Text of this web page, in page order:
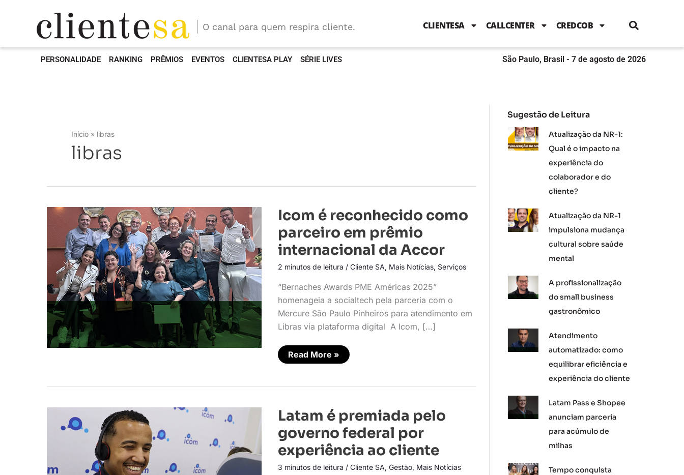
b
o
k
t
e
b
n
g
a
m
O canal para quem respira cliente. CLIENTESA CALLCENTER CREDCOB
PERSONALIDADE RANKING PRÊMIOS EVENTOS CLIENTESA PLAY SÉRIE LIVES São Paulo, Brasil - 7 de agosto de 2026
Início libras
libras
Icom é reconhecido como
parceiro em prêmio
internacional da Accor
2 minutos de leitura / Cliente SA, Mais Notícias, Serviços
“Bernaches Awards PME Américas 2025”
homenageia a socialtech pela parceria com o
Mercure São Paulo Pinheiros para atendimento em
Libras via plataforma digital A Icom, […]
Icom
é
reconhecido
como
parceiro
em
internacional
Accor
Read More »
Latam é premiada pelo
governo federal por
experiência ao cliente
3 minutos de leitura / Cliente SA, Gestão, Mais Notícias
Latam
é
premiada
pelo
governo
federal
por
experiência
Sugestão de Leitura
Atualização da NR-1:
Qual é o impacto na
experiência do
colaborador e do
cliente?
Atualização da NR-1
impulsiona mudança
cultural sobre saúde
mental
A profissionalização
do small business
gastronômico
Atendimento
automatizado: como
equilibrar eficiência e
experiência do cliente
Latam Pass e Shopee
anunciam parceria
para acúmulo de
milhas
Tempo conquista